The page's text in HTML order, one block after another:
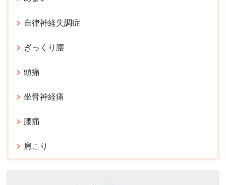
自律神経失調症
ぎっくり腰
頭痛
坐骨神経痛
腰痛
肩こり